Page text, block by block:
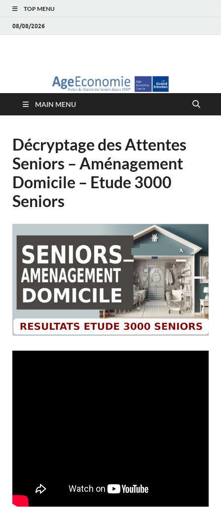
TOP MENU
08/08/2026
économie – Marché
des Seniors
MAIN MENU
Décryptage des Attentes
Seniors – Aménagement
Domicile – Etude 3000
Seniors